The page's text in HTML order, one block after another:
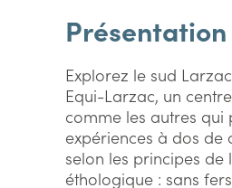
Présentation
Explorez le sud
Equi-Larzac, un
comme les autres qui
expériences à dos de
selon les principes de
éthologique : sans